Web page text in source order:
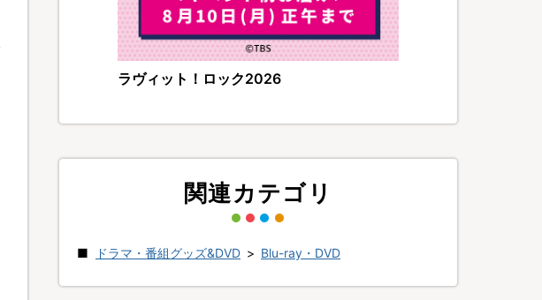
ラヴィット！ロック2026
関連カテゴリ
ドラマ・番組グッズ&DVD > Blu-ray・DVD